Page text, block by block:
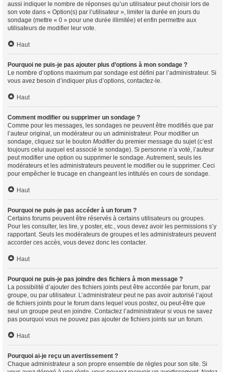
aussi indiquer le nombre de réponses qu’un utilisateur peut choisir lors de
son vote dans « Option(s) par l’utilisateur », limiter la durée en jours du
sondage (mettre « 0 » pour une durée illimitée) et enfin permettre aux
utilisateurs de modifier leur vote.
Haut
Pourquoi ne puis-je pas ajouter plus d’options à mon sondage ?
Le nombre d’options maximum par sondage est défini par l’administrateur. Si
vous avez besoin d’indiquer plus d’options, contactez-le.
Haut
Comment modifier ou supprimer un sondage ?
Comme pour les messages, les sondages ne peuvent être modifiés que par
l’auteur original, un modérateur ou un administrateur. Pour modifier un
sondage, cliquez sur le bouton Modifierdu premier message du sujet (c’est
toujours celui auquel est associé le sondage). Si personne n’a voté, l’auteur
peut modifier une option ou supprimer le sondage. Autrement, seuls les
modérateurs et les administrateurs peuvent le modifier ou le supprimer. Ceci
pour empêcher le trucage en changeant les intitulés en cours de sondage.
Haut
Pourquoi ne puis-je pas accéder à un forum ?
Certains forums peuvent être réservés à certains utilisateurs ou groupes.
Pour les consulter, les lire, y poster, etc., vous devez avoir les permissions s’y
rapportant. Seuls les modérateurs de groupes et les administrateurs peuvent
accorder ces accès, vous devez donc les contacter.
Haut
Pourquoi ne puis-je pas joindre des fichiers à mon message ?
La possibilité d’ajouter des fichiers joints peut être accordée par forum, par
groupe, ou par utilisateur. L’administrateur peut ne pas avoir autorisé l’ajout
de fichiers joints pour le forum dans lequel vous postez, ou peut-être que
seul un groupe peut en joindre. Contactez l’administrateur si vous ne savez
pas pourquoi vous ne pouvez pas ajouter de fichiers joints sur un forum.
Haut
Pourquoi ai-je reçu un avertissement ?
Chaque administrateur a son propre ensemble de règles pour son site. Si